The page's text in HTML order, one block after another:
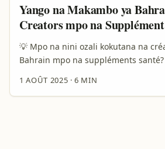
Yango na Makambo ya
Creators mpo na
💡 Mpo na nini ozali kokutana na
Bahrain mpo na suppléments
to entrepreneur na domaine ya
likambo ya kosala partenariat na
oyo bazali na influence na niche ya
1 AOÛT 2025 ·6 MIN